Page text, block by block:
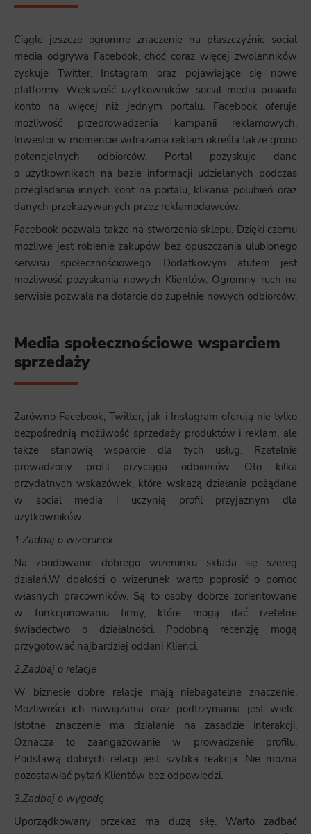
Ciągle jeszcze ogromne znaczenie na płaszczyźnie social
media odgrywa Facebook, choć coraz więcej zwolenników
zyskuje Twitter, Instagram oraz pojawiające się nowe
platformy. Większość użytkowników social media posiada
konto na więcej niż jednym portalu. Facebook oferuje
możliwość przeprowadzenia kampanii reklamowych.
Inwestor w momencie wdrażania reklam określa także grono
potencjalnych odbiorców. Portal pozyskuje dane
o użytkownikach na bazie informacji udzielanych podczas
przeglądania innych kont na portalu, klikania polubień oraz
danych przekazywanych przez reklamodawców.
Facebook pozwala także na stworzenia sklepu. Dzięki czemu
możliwe jest robienie zakupów bez opuszczania ulubionego
serwisu społecznościowego. Dodatkowym atutem jest
możliwość pozyskania nowych Klientów. Ogromny ruch na
serwisie pozwala na dotarcie do zupełnie nowych odbiorców.
Media społecznościowe wsparciem
sprzedaży
Zarówno Facebook, Twitter, jak i Instagram oferują nie tylko
bezpośrednią możliwość sprzedaży produktów i reklam, ale
także stanowią wsparcie dla tych usług. Rzetelnie
prowadzony profil przyciąga odbiorców. Oto kilka
przydatnych wskazówek, które wskażą działania pożądane
w social media i uczynią profil przyjaznym dla
użytkowników.
1.Zadbaj o wizerunek
Na zbudowanie dobrego wizerunku składa się szereg
działań.W dbałości o wizerunek warto poprosić o pomoc
własnych pracowników. Są to osoby dobrze zorientowane
w funkcjonowaniu firmy, które mogą dać rzetelne
świadectwo o działalności. Podobną recenzję mogą
przygotować najbardziej oddani Klienci.
2.Zadbaj o relacje
W biznesie dobre relacje mają niebagatelne znaczenie.
Możliwości ich nawiązania oraz podtrzymania jest wiele.
Istotne znaczenie ma działanie na zasadzie interakcji.
Oznacza to zaangażowanie w prowadzenie profilu.
Podstawą dobrych relacji jest szybka reakcja. Nie można
pozostawiać pytań Klientów bez odpowiedzi.
3.Zadbaj o wygodę
Uporządkowany przekaz ma dużą siłę. Warto zadbać